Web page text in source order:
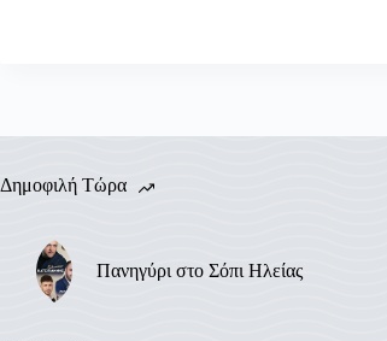
Δημοφιλή Τώρα
Πανηγύρι στο Σόπι Ηλείας